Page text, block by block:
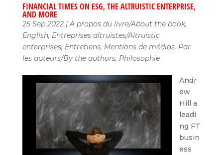
FINANCIAL TIMES ON ESG, THE ALTRUISTIC ENTERPRISE,
AND MORE
25 Sep 2022|À propos du livre/About the book,
English, Entreprises altruistes/Altruistic
enterprises, Entretiens, Mentions de médias, Par
les auteurs/By the authors, Philosophie
Andr
ew
Hill a
leadi
ng FT
busin
ess